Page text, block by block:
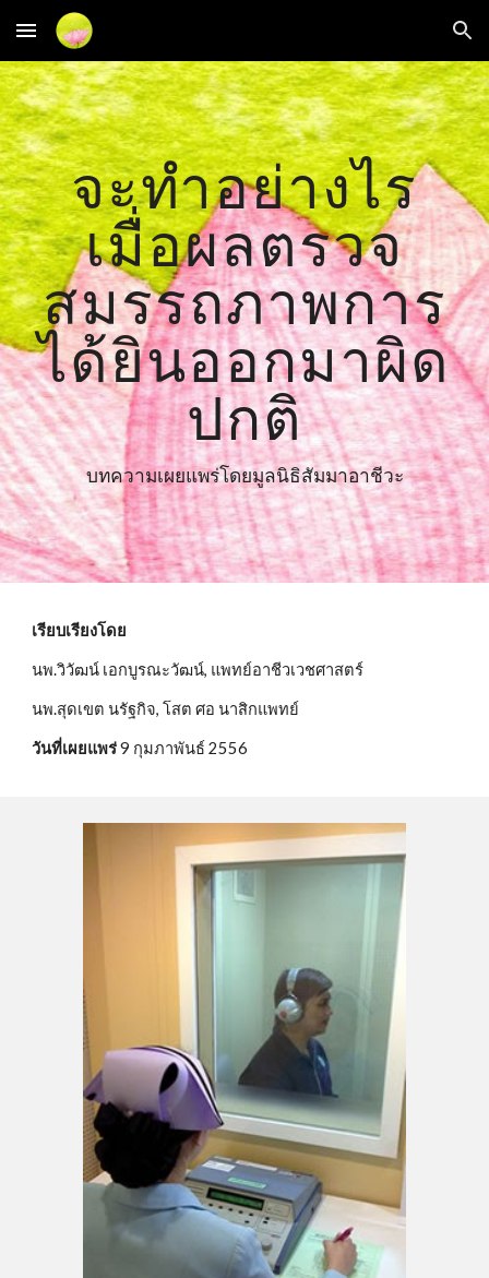
Skip to main content Skip to navigation
จะทำอย่างไร
เมื่อผลตรวจ
สมรรถภาพการ
ได้ยินออกมาผิด
ปกติ
บทความเผยแพร่โดยมูลนิธิสัมมาอาชีวะ
เรียบเรียงโดย
นพ.วิวัฒน์ เอกบูรณะวัฒน์, แพทย์อาชีวเวชศาสตร์
นพ.สุดเขต นรัฐกิจ, โสต ศอ นาสิกแพทย์
วันที่เผยแพร่ 9 กุมภาพันธ์ 2556